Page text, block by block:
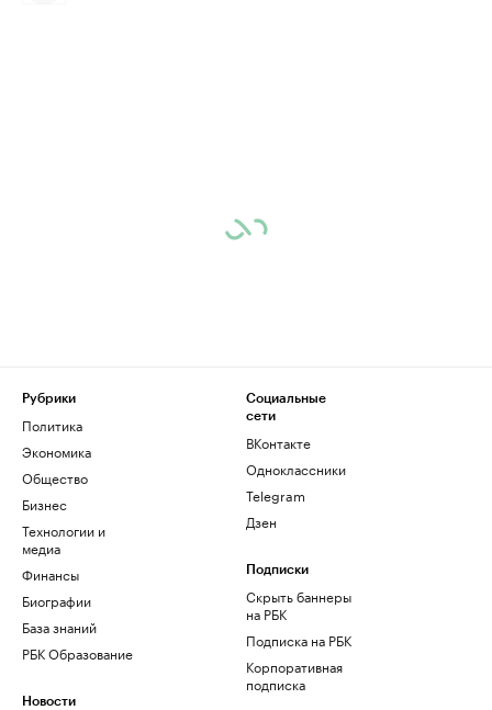
Рубрики
Политика
Экономика
Общество
Бизнес
Технологии и
медиа
Финансы
Биографии
База знаний
РБК Образование
Новости
Социальные
сети
ВКонтакте
Одноклассники
Telegram
Дзен
Подписки
Скрыть баннеры
на РБК
Подписка на РБК
Корпоративная
подписка